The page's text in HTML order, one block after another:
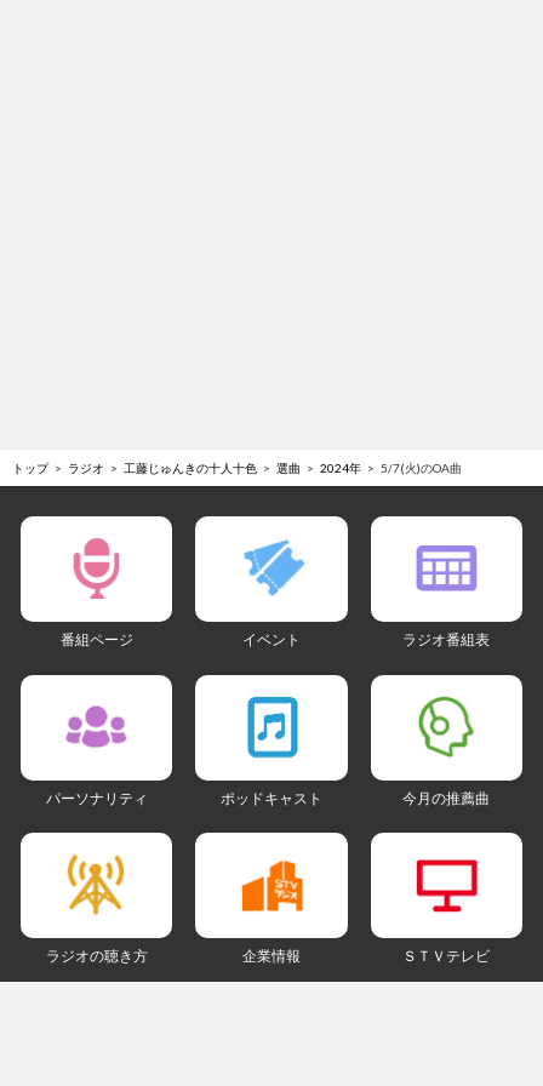
トップ ラジオ 工藤じゅんきの十人十色 選曲 2024年 5/7(火)のOA曲
番組ページ イベント ラジオ番組表
パーソナリティ ポッドキャスト 今月の推薦曲
ラジオの聴き方 企業情報 ＳＴＶテレビ